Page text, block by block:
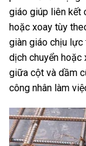
giáo giúp liên kết
hoặc xoay tùy
giàn giáo chịu
dịch chuyển hoặc
giữa cột và dầm
công nhân làm